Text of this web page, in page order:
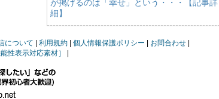
が掲げるのは「幸せ」という・・・【記事詳
細】
について 利用規約 個人情報保護ポリシー
お問合わせ
性表示対応素材］